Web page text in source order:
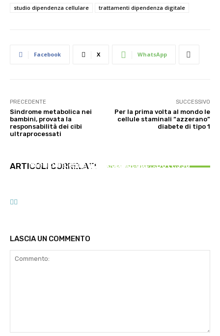
studio dipendenza cellulare trattamenti dipendenza digitale
Facebook X WhatsApp
PRECEDENTE
Sindrome metabolica nei
bambini, provata la
responsabilità dei cibi
ultraprocessati
SUCCESSIVO
Per la prima volta al mondo le
cellule staminali “azzerano”
diabete di tipo 1
ARTICOLI CORRELATIprima volta nella storia
medicina estetica e chirurgia – Dott.ssa
PSICOLOGIA
LASCIA UN COMMENTO